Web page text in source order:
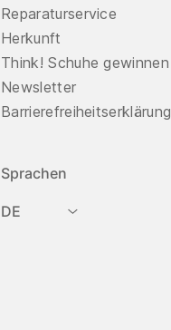
Reparaturservice
Herkunft
Think! Schuhe gewinnen
Newsletter
Barrierefreiheitserklärung
Sprachen
DE